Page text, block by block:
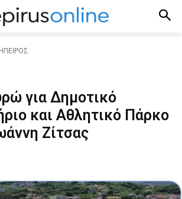
ΗΠΕΙΡΟΣ
για Δημοτικό
και Αθλητικό Πάρκο
Ζίτσας